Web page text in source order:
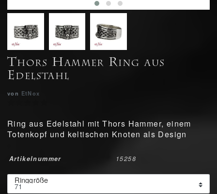
Thors Hammer Ring aus
Edelstahl
von EtNox
Ring aus Edelstahl mit Thors Hammer, einem
Totenkopf und keltischen Knoten als Design
Artikelnummer 15258
Ringgröße